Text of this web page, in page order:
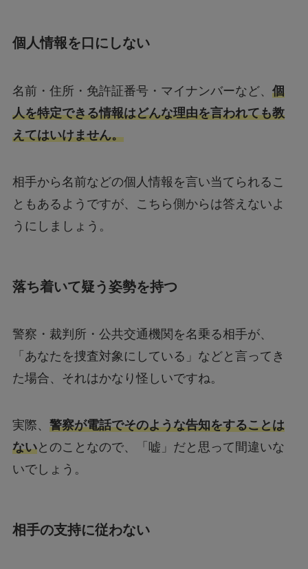
個人情報を口にしない
名前・住所・免許証番号・マイナンバーなど、 個
人を特定できる情報はどんな理由を言われても教
えてはいけません。
相手から名前などの個人情報を言い当てられるこ
ともあるようですが、こちら側からは答えないよ
うにしましょう。
落ち着いて疑う姿勢を持つ
警察・裁判所・公共交通機関を名乗る相手が、
「あなたを捜査対象にしている」などと言ってき
た場合、それはかなり怪しいですね。
実際、 警察が電話でそのような告知をすることは
ないとのことなので、「嘘」だと思って間違いな
いでしょう。
相手の支持に従わない